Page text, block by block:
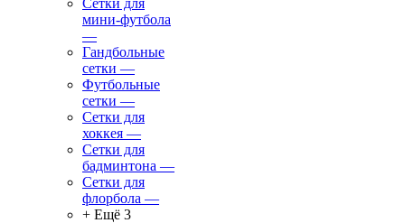
Сетки для
мини-футбола
—
Гандбольные
сетки —
Футбольные
сетки —
Сетки для
хоккея —
Сетки для
бадминтона —
Сетки для
флорбола —
+ Ещё 3